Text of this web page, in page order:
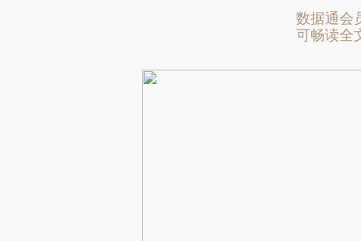
数据通会
可畅读全